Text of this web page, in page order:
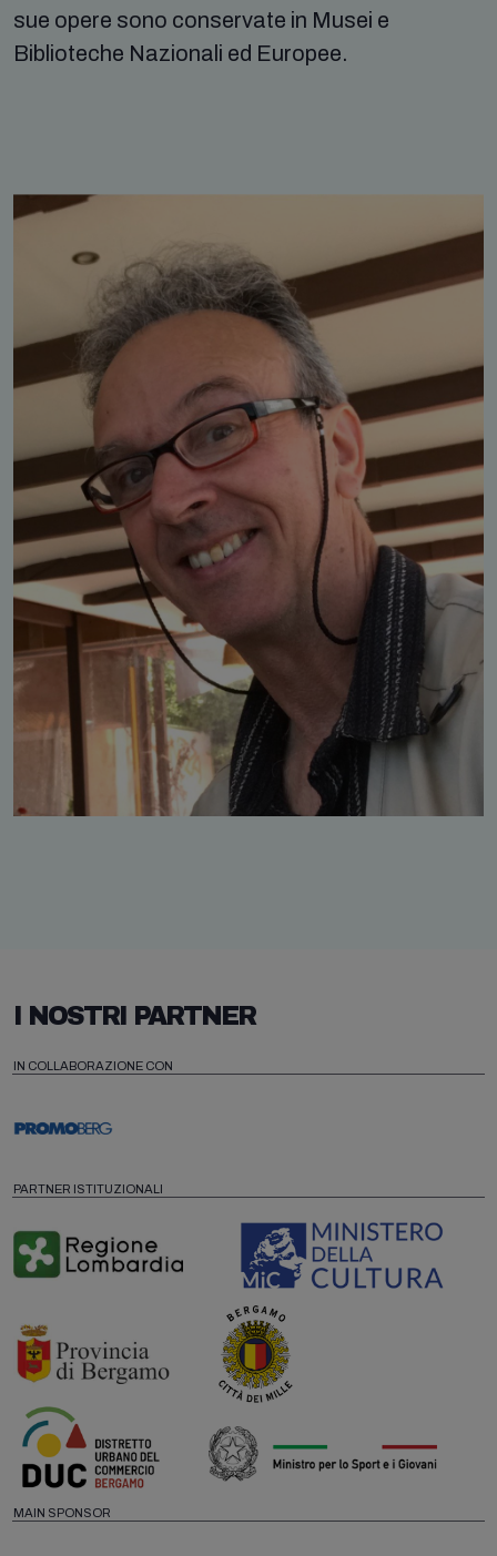
sue opere sono conservate in Musei e
Biblioteche Nazionali ed Europee.
I NOSTRI PARTNER
IN COLLABORAZIONE CON
PARTNER ISTITUZIONALI
MAIN SPONSOR